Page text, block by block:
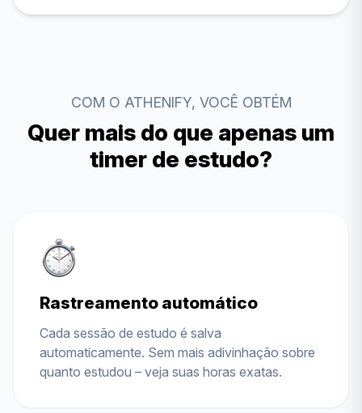
COM O ATHENIFY, VOCÊ OBTÉM
Quer mais do que apenas um
timer de estudo?
Rastreamento automático
Cada sessão de estudo é salva
automaticamente. Sem mais adivinhação sobre
quanto estudou – veja suas horas exatas.